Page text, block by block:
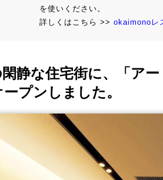
を使いください。
詳しくはこちら >> okaimonoレ
静な住宅街に、「ア
プンしました。